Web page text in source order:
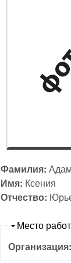
Фамилия:
Имя: Ксения
Отчество:
Скрыть
Место
Организация: